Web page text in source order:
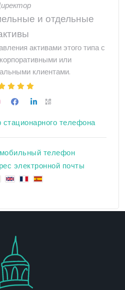
и отдельные
активами этого типа с
или
клиентами.
стационарного телефона
телефон
электронной почты